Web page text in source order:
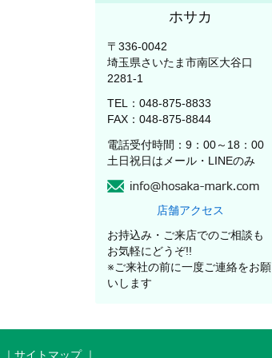
ホサカ
〒336-0042
埼玉県さいたま市南区大谷口
2281-1
TEL：048-875-8833
FAX：048-875-8844
電話受付時間：9：00～18：00
土日祝日はメール・LINEのみ
店舗アクセス
お持込み・ご来店でのご相談も
お気軽にどうぞ!!
※ご来社の前に一度ご連絡をお願
いします
サイトマップ